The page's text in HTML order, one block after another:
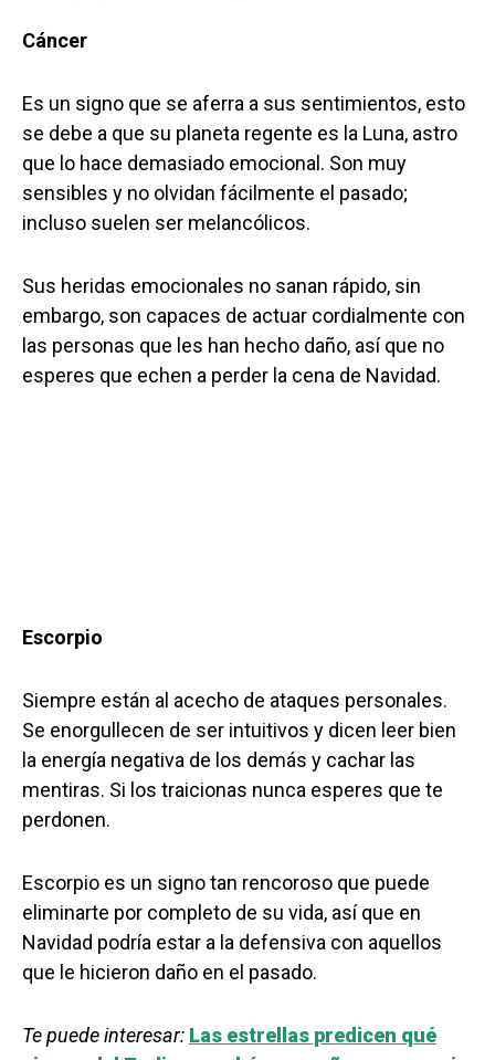
Cáncer
Es un signo que se aferra a sus sentimientos, esto
se debe a que su planeta regente es la Luna, astro
que lo hace demasiado emocional. Son muy
sensibles y no olvidan fácilmente el pasado;
incluso suelen ser melancólicos.
Sus heridas emocionales no sanan rápido, sin
embargo, son capaces de actuar cordialmente con
las personas que les han hecho daño, así que no
esperes que echen a perder la cena de Navidad.
Escorpio
Siempre están al acecho de ataques personales.
Se enorgullecen de ser intuitivos y dicen leer bien
la energía negativa de los demás y cachar las
mentiras. Si los traicionas nunca esperes que te
perdonen.
Escorpio es un signo tan rencoroso que puede
eliminarte por completo de su vida, así que en
Navidad podría estar a la defensiva con aquellos
que le hicieron daño en el pasado.
Te puede interesar: Las estrellas predicen qué